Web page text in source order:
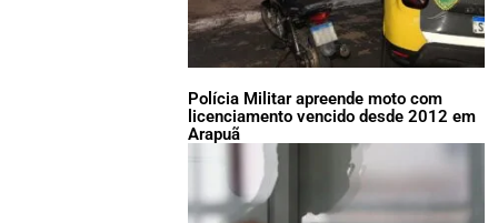
Polícia Militar apreende moto com
licenciamento vencido desde 2012 em
Arapuã